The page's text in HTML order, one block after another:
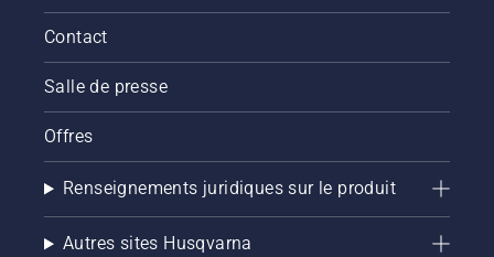
Contact
Salle de presse
Offres
Renseignements juridiques sur le produit
Autres sites Husqvarna